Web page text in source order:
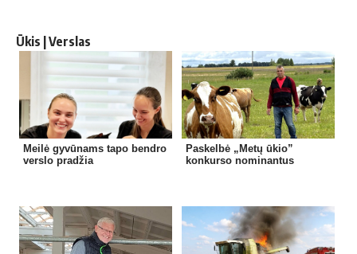
Ūkis | Verslas
Meilė gyvūnams tapo bendro
verslo pradžia
Paskelbė „Metų ūkio”
konkurso nominantus